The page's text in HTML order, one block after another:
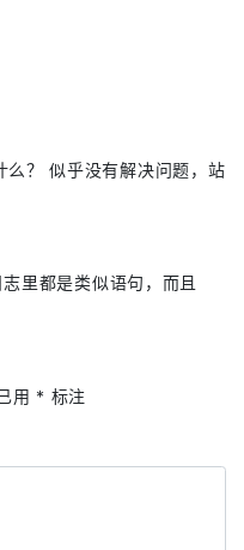
？ 似乎没有解决问题，站
里都是类似语句，而且
用 * 标注